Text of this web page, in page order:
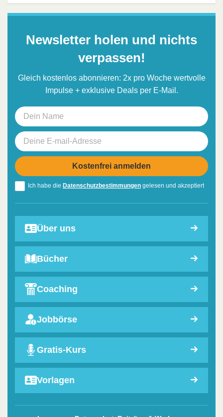
Newsletter holen und nichts
verpassen!
Gleich kostenlos abonnieren: 2x pro Woche wertvolle
Impulse + exklusive Deals per E-Mail.
Ich habe die Datenschutzbestimmungen gelesen und akzeptiert
Über uns
Bücher
Coaching
Jobbörse
Gratis-Kurs
Vorlagen